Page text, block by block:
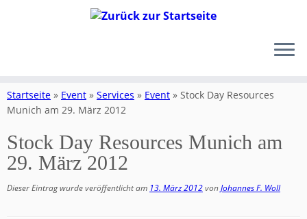
Inhalt
springen
Startseite » Event » Services » Event » Stock Day Resources
Munich am 29. März 2012
Stock Day Resources Munich am
29. März 2012
Dieser Eintrag wurde veröffentlicht am 13. März 2012vonJohannes F. Woll